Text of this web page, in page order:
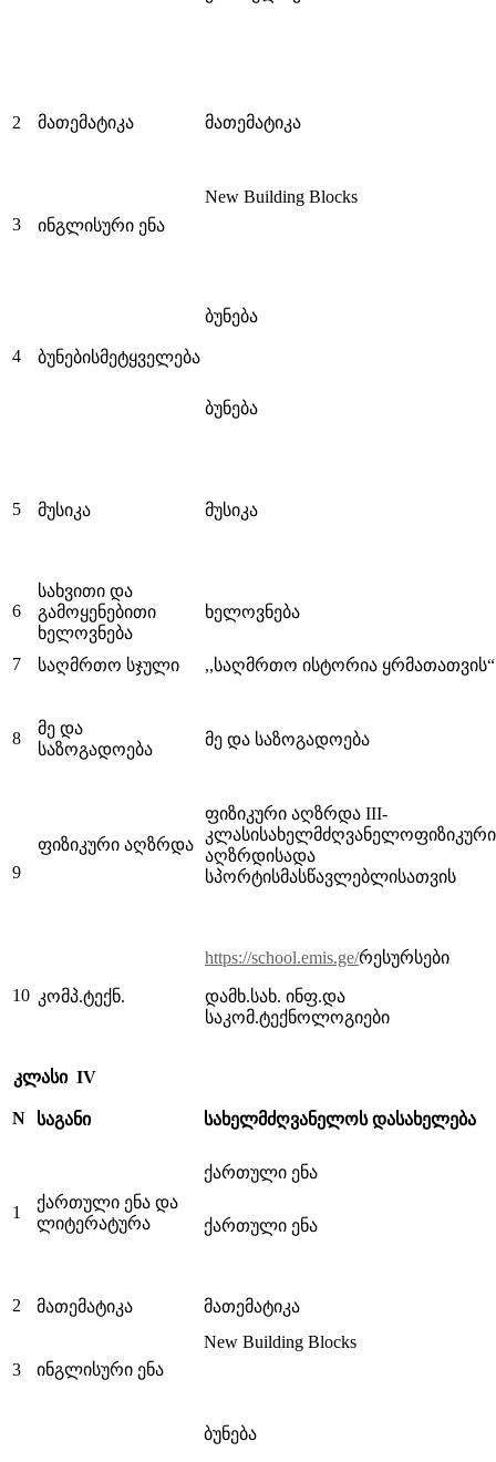
2 მათემატიკა მათემატიკა
3 ინგლისური ენა
New Building Blocks
4 ბუნებისმეტყველება
ბუნება
ბუნება
5 მუსიკა მუსიკა
6
სახვითი და
გამოყენებითი
ხელოვნება
ხელოვნება
7 საღმრთო სჯული ,,საღმრთო ისტორია ყრმათათვის“
8
მე და
საზოგადოება
მე და საზოგადოება
9
ფიზიკური აღზრდა
ფიზიკური აღზრდა III-
კლასისახელმძღვანელოფიზიკური
აღზრდისადა
სპორტისმასწავლებლისათვის
10 კომპ.ტექნ.
https://school.emis.ge/რესურსები
დამხ.სახ. ინფ.და
საკომ.ტექნოლოგიები
კლასი IV
N საგანი სახელმძღვანელოს დასახელება
1
ქართული ენა და
ლიტერატურა
ქართული ენა
ქართული ენა
2 მათემატიკა მათემატიკა
3 ინგლისური ენა
New Building Blocks
ბუნება